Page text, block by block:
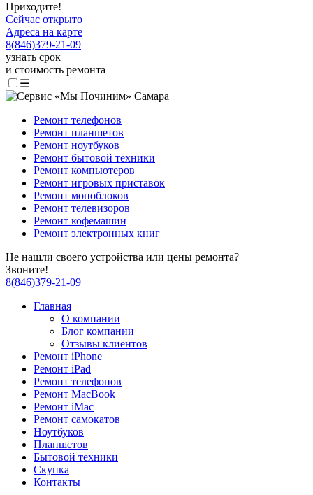
Приходите!
Сейчас открыто
Адреса на карте
8(846)379-21-09
узнать срок
и стоимость ремонта
☰
Ремонт телефонов
Ремонт планшетов
Ремонт ноутбуков
Ремонт бытовой техники
Ремонт компьютеров
Ремонт игровых приставок
Ремонт моноблоков
Ремонт телевизоров
Ремонт кофемашин
Ремонт электронных книг
Не нашли своего устройства или цены ремонта?
Звоните!
8(846)379-21-09
Главная
О компании
Блог компании
Отзывы клиентов
Ремонт iPhone
Ремонт iPad
Ремонт телефонов
Ремонт MacBook
Ремонт iMac
Ремонт самокатов
Ноутбуков
Планшетов
Бытовой техники
Скупка
Контакты